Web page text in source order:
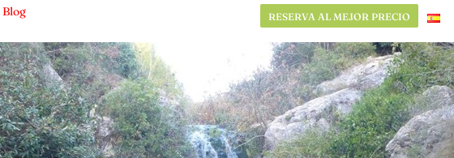
Blog RESERVA AL MEJOR PRECIO
Blog RESERVA AL MEJOR PRECIO